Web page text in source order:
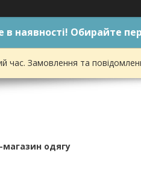
в наявності! Обирайте
час. Замовлення та
одягу